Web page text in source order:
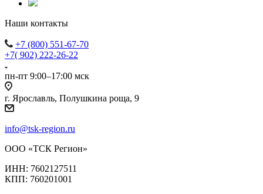
Наши контакты
+7 (800) 551-67-70
+7( 902) 222-26-22
пн-пт 9:00–17:00 мск
г. Ярославль, Полушкина роща, 9
info@tsk-region.ru
ООО «ТСК Регион»
ИНН: 7602127511
КПП: 760201001